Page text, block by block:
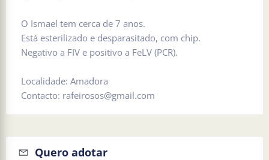
O Ismael tem cerca de 7 anos.
Está esterilizado e desparasitado, com chip.
Negativo a FIV e positivo a FeLV (PCR).
Localidade: Amadora
Contacto: rafeirosos@gmail.com
Quero adotar